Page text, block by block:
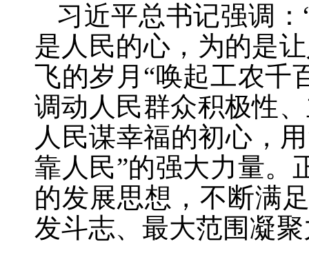
习近平总书记强调：
是人民的心，为的是
飞的岁月“唤起工农千
调动人民群众积极性
人民谋幸福的初心，
靠人民”的强大力量。
的发展思想，不断满
发斗志、最大范围凝